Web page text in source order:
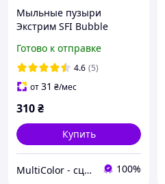
Мыльные пузыри
Экстрим SFI Bubble
Готово к отправке
4.6 (5)
от31 ₴/мес
310₴
Купить
MultiColor - сценічні эфекти 100%